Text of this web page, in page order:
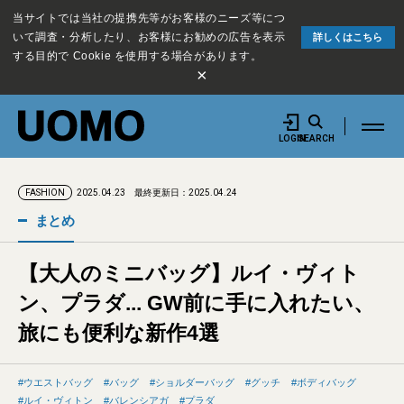
当サイトでは当社の提携先等がお客様のニーズ等につ
いて調査・分析したり、お客様にお勧めの広告を表示
する目的で Cookie を使用する場合があります。
詳しくはこちら
×
LOGINSEARCH
FASHION 2025.04.23 最終更新日：2025.04.24
まとめ
【大人のミニバッグ】ルイ・ヴィト
ン、プラダ... GW前に手に入れたい、
旅にも便利な新作4選
ウエストバッグ バッグ ショルダーバッグ グッチ
ボディバッグ
ルイ・ヴィトン
バレンシアガ プラダ